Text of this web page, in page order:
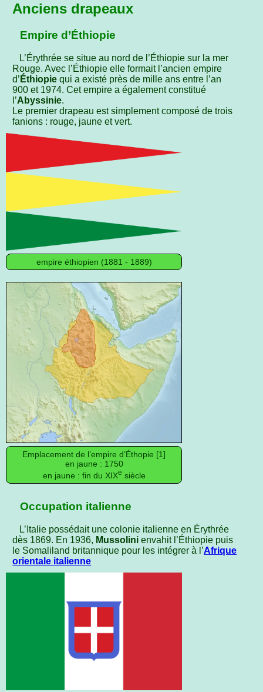
Anciens drapeaux
Empire d’Éthiopie
L’Érythrée se situe au nord de l’Éthiopie sur la mer
Rouge. Avec l’Éthiopie elle formait l’ancien empire
d’ Éthiopie qui a existé près de mille ans entre l’an
900 et 1974. Cet empire a également constitué
l’Abyssinie.
Le premier drapeau est simplement composé de trois
fanions : rouge, jaune et vert.
empire éthiopien (1881 - 1889)
Emplacement de l’empire d’Éthopie [1]
en jaune : 1750
en jaune : fin du XIXe siècle
Occupation italienne
L’Italie possédait une colonie italienne en Érythrée
dès 1869. En 1936, Mussolini envahit l’Éthiopie puis
le Somaliland britannique pour les intégrer à l’Afrique
orientale italienne